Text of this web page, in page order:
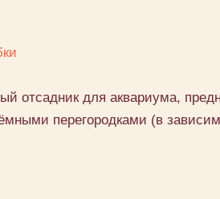
отсадник для аквариума,
перегородками (в